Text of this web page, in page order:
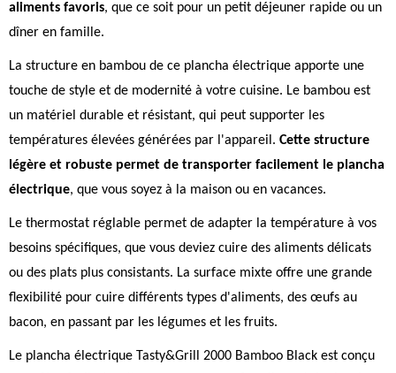
aliments favoris, que ce soit pour un petit déjeuner rapide ou un
dîner en famille.
La structure en bambou de ce plancha électrique apporte une
touche de style et de modernité à votre cuisine. Le bambou est
un matériel durable et résistant, qui peut supporter les
températures élevées générées par l'appareil. Cette structure
légère et robuste permet de transporter facilement le plancha
électrique, que vous soyez à la maison ou en vacances.
Le thermostat réglable permet de adapter la température à vos
besoins spécifiques, que vous deviez cuire des aliments délicats
ou des plats plus consistants. La surface mixte offre une grande
flexibilité pour cuire différents types d'aliments, des œufs au
bacon, en passant par les légumes et les fruits.
Le plancha électrique Tasty&Grill 2000 Bamboo Black est conçu